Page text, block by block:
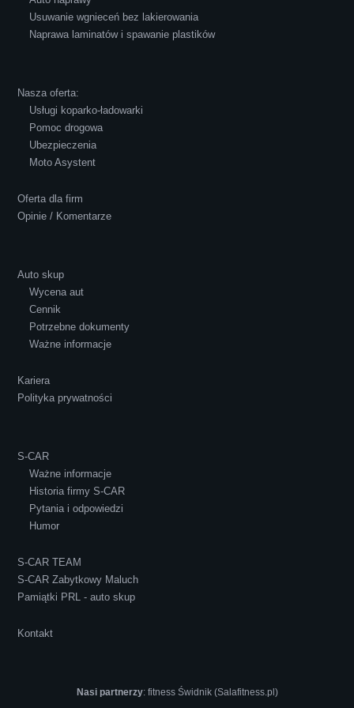
Polecam S-Car.pl, szybka i bardzo miła
Usuwanie wgnieceń bez lakierowania
Naprawa laminatów i spawanie plastików
Nasza oferta:
Usługi koparko-ładowarki
Pomoc drogowa
Ubezpieczenia
Moto Asystent
Oferta dla firm
Opinie / Komentarze
Auto skup
Wycena aut
Cennik
Potrzebne dokumenty
Ważne informacje
Kariera
Polityka prywatności
S-CAR
Ważne informacje
Historia firmy S-CAR
Pytania i odpowiedzi
Humor
S-CAR TEAM
S-CAR Zabytkowy Maluch
Pamiątki PRL - auto skup
Kontakt
Nasi partnerzy: fitness Świdnik (Salafitness.pl)